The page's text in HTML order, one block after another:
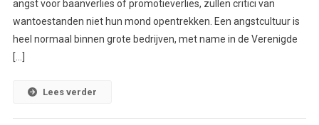
angst voor baanverlies of promotieverlies, zullen critici van
wantoestanden niet hun mond opentrekken. Een angstcultuur is
heel normaal binnen grote bedrijven, met name in de Verenigde
[…]
Lees verder